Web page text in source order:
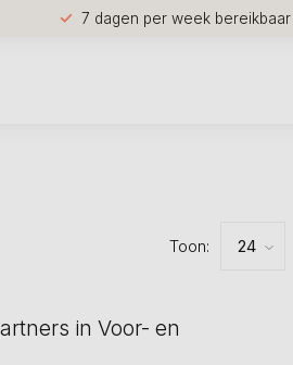
7 dagen per week bereikbaar
Toon:
in Voor- en